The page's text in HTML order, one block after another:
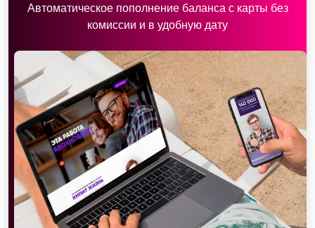
Автоматическое пополнение баланса с карты без
комиссии и в удобную дату